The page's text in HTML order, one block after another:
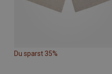
Du sparst 35%